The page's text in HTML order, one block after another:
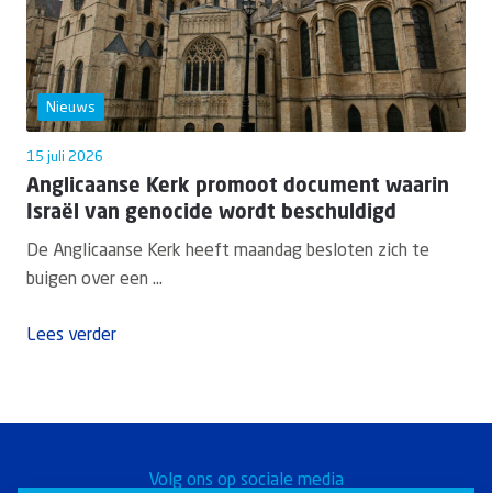
Nieuws
15 juli 2026
Anglicaanse Kerk promoot document waarin
Israël van genocide wordt beschuldigd
De Anglicaanse Kerk heeft maandag besloten zich te
buigen over een ...
Lees verder
Volg ons op sociale media